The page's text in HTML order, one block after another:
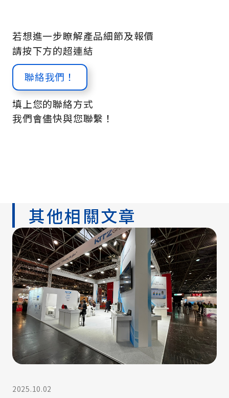
若想進一步瞭解產品細節及報價
請按下方的超連結
聯絡我們！
填上您的聯絡方式
我們會儘快與您聯繫！
其他相關文章
2025.10.02